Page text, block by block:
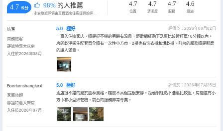
4.7 /5分 98% 的人推薦
永安旅遊評價由真實酒店住客提供的評價。
4.7
位置
4.7
清潔度
4.7
服務
4.6
設施
訪客
商務旅客
靜謐特惠大床房
入住於2026年08月
5.0 極好
評價於：2026年08月02日
一直入住這家店，還是挺不錯的旁邊有温泉，距離網紅點下浩裏比較近打車10分鐘以內。
房間乾淨衞生配套齊全還有一次性小方巾，2樓也有洗衣機和烘乾機，前台的服務還是那麼
的讓人滿意。
Boerkenshangkexi
家庭旅遊
靜謐特惠大床房
入住於2026年07月
5.0 極好
評價於：2026年07月25日
酒店挺不錯的屬於園林風格，樓層不高但是很安靜。距離網紅點下浩裏比較近，房間還有小
方巾和小型烘乾機。前台的服務非常專業。